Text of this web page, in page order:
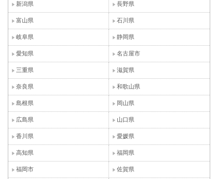
新潟県 長野県
富山県 石川県
岐阜県 静岡県
愛知県 名古屋市
三重県 滋賀県
奈良県 和歌山県
島根県 岡山県
広島県 山口県
香川県 愛媛県
高知県 福岡県
福岡市 佐賀県